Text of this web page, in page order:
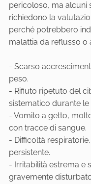
pericoloso, ma alcuni
richiedono la
perché potrebbero
malattia da reflusso o
- Scarso
peso.
- Rifiuto ripetuto del
sistematico durante le
- Vomito a getto,
con tracce di sangue.
- Difficoltà
persistente.
- Irritabilità estrema e
gravemente